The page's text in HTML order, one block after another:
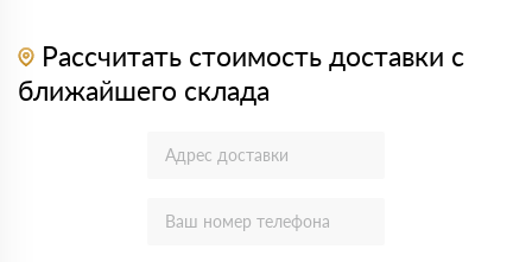
Рассчитать стоимость доставки с
ближайшего склада